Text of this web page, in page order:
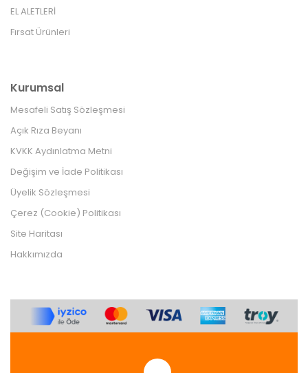
EL ALETLERİ
Fırsat Ürünleri
Kurumsal
Mesafeli Satış Sözleşmesi
Açık Rıza Beyanı
KVKK Aydınlatma Metni
Değişim ve İade Politikası
Üyelik Sözleşmesi
Çerez (Cookie) Politikası
Site Haritası
Hakkımızda